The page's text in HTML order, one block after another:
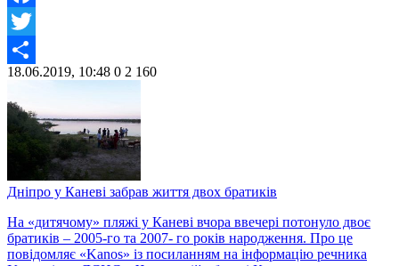
Facebook
Twitter
Share
18.06.2019, 10:48 0 2 160
Дніпро у Каневі забрав життя двох братиків
На «дитячому» пляжі у Каневі вчора ввечері потонуло двоє
братиків – 2005-го та 2007- го років народження. Про це
повідомляє «Kanos» із посиланням на інформацію речника